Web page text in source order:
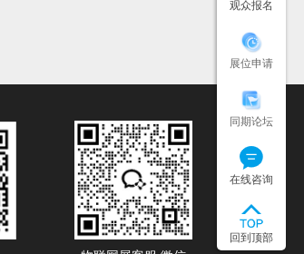
观众报名
展位申请
同期论坛
在线咨询
回到顶部